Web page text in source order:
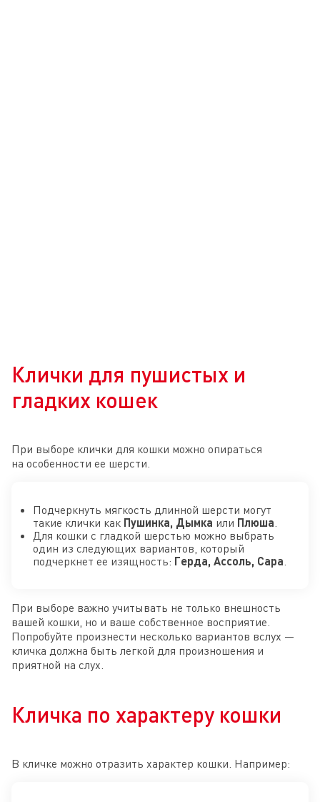
Клички для пушистых и
гладких кошек
При выборе клички для кошки можно опираться
на особенности ее шерсти.
Подчеркнуть мягкость длинной шерсти могут
такие клички как Пушинка, Дымка или Плюша.
Для кошки с гладкой шерстью можно выбрать
один из следующих вариантов, который
подчеркнет ее изящность: Герда, Ассоль, Сара.
При выборе важно учитывать не только внешность
вашей кошки, но и ваше собственное восприятие.
Попробуйте произнести несколько вариантов вслух —
кличка должна быть легкой для произношения и
приятной на слух.
Кличка по характеру кошки
В кличке можно отразить характер кошки. Например: